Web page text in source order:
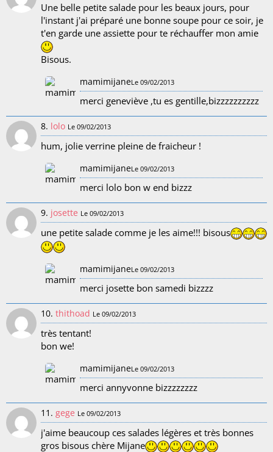
Une belle petite salade pour les beaux jours, pour
l'instant j'ai préparé une bonne soupe pour ce soir, je
t'en garde une assiette pour te réchauffer mon amie
Bisous.
mamimijaneLe 09/02/2013
merci geneviève ,tu es gentille,bizzzzzzzzzz
8. lolo Le 09/02/2013
hum, jolie verrine pleine de fraicheur !
mamimijaneLe 09/02/2013
merci lolo bon w end bizzz
9. josette Le 09/02/2013
une petite salade comme je les aime!!! bisous
mamimijaneLe 09/02/2013
merci josette bon samedi bizzzz
10. thithoad Le 09/02/2013
très tentant!
bon we!
mamimijaneLe 09/02/2013
merci annyvonne bizzzzzzzz
11. gege Le 09/02/2013
j'aime beaucoup ces salades légères et très bonnes
gros bisous chère Mijane